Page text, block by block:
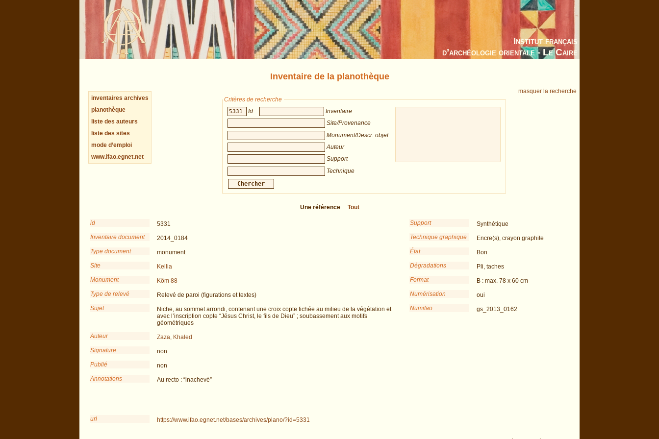
Institut français
d’archéologie orientale - Le Caire
Inventaire de la planothèque
inventaires archives
planothèque
liste des auteurs
liste des sites
mode d’emploi
www.ifao.egnet.net
masquer la recherche
Critères de recherche
Id
Inventaire
Site/Provenance
Monument/Descr. objet
Auteur
Support
Technique
Une référence Tout
id
5331
Inventaire document
2014_0184
Type document
monument
Site
Kellia
Monument
Kôm 88
Type de relevé
Relevé de paroi (figurations et textes)
Sujet
Niche, au sommet arrondi, contenant une croix copte fichée au milieu de la végétation et
avec l’inscription copte “Jésus Christ, le fils de Dieu” ; soubassement aux motifs
géométriques
Auteur
Zaza, Khaled
Signature
non
Publié
non
Annotations
Au recto : “inachevé”
Support
Synthétique
Technique graphique
Encre(s), crayon graphite
État
Bon
Dégradations
Pli, taches
Format
B : max. 78 x 60 cm
Numérisation
oui
Numifao
gs_2013_0162
url https://www.ifao.egnet.net/bases/archives/plano/?id=5331